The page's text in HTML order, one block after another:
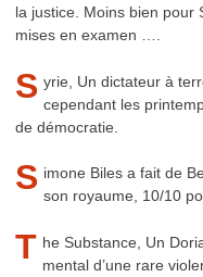
la justice. Moins bien pour
mises en examen ….
S yrie, Un dictateur à
cependant les
de démocratie.
S imone Biles a fait de
son royaume, 10/10
T he Substance, Un
mental d’une rare